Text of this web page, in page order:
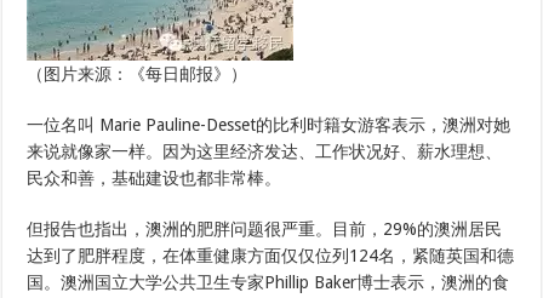
（图片来源：《每日邮报》）
一位名叫 Marie Pauline-Desset的比利时籍女游客表示，澳洲对她
来说就像家一样。因为这里经济发达、工作状况好、薪水理想、
民众和善，基础建设也都非常棒。
但报告也指出，澳洲的肥胖问题很严重。目前，29%的澳洲居民
达到了肥胖程度，在体重健康方面仅仅位列124名，紧随英国和德
国。澳洲国立大学公共卫生专家Phillip Baker博士表示，澳洲的食